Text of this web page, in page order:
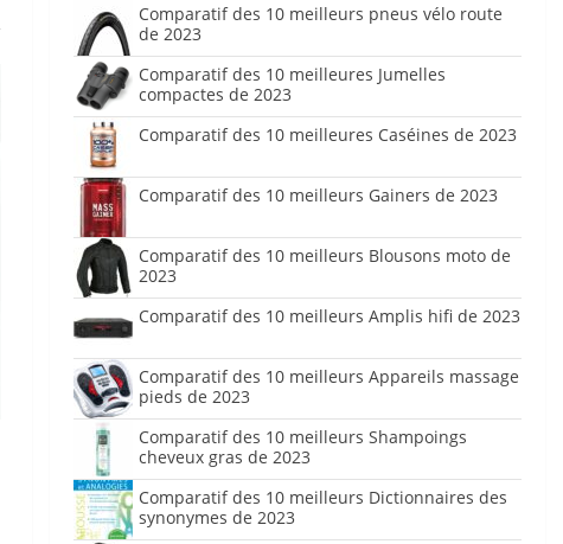
Comparatif des 10 meilleurs pneus vélo route
de 2023
Comparatif des 10 meilleures Jumelles
compactes de 2023
Comparatif des 10 meilleures Caséines de 2023
Comparatif des 10 meilleurs Gainers de 2023
Comparatif des 10 meilleurs Blousons moto de
2023
Comparatif des 10 meilleurs Amplis hifi de 2023
Comparatif des 10 meilleurs Appareils massage
pieds de 2023
Comparatif des 10 meilleurs Shampoings
cheveux gras de 2023
Comparatif des 10 meilleurs Dictionnaires des
synonymes de 2023